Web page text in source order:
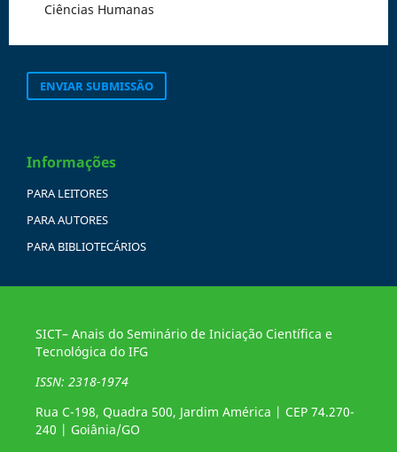
Ciências Humanas
ENVIAR SUBMISSÃO
Informações
PARA LEITORES
PARA AUTORES
PARA BIBLIOTECÁRIOS
SICT– Anais do Seminário de Iniciação Científica e
Tecnológica do IFG
ISSN: 2318-1974
Rua C-198, Quadra 500, Jardim América | CEP 74.270-
240 | Goiânia/GO